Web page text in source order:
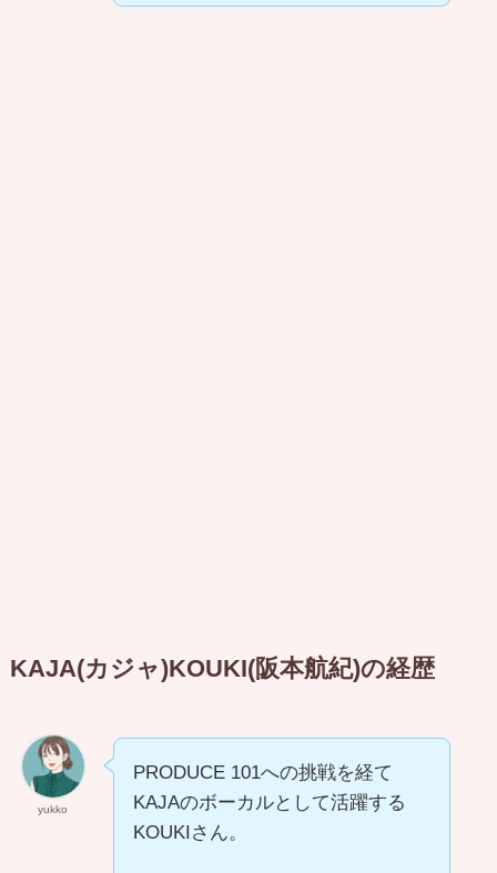
KAJA(カジャ)KOUKI(阪本航紀)の経歴
yukko
PRODUCE 101への挑戦を経て
KAJAのボーカルとして活躍する
KOUKIさん。